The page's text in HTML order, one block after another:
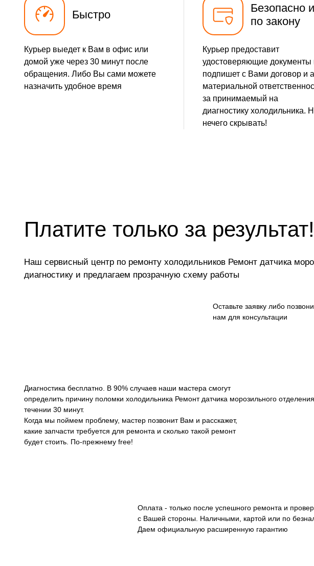
Быстро
Курьер выедет к Вам в офис или
домой уже через 30 минут после
обращения. Либо Вы сами можете
назначить удобное время
Безопасно и
по закону
Курьер предоставит
удостоверяющие документы
подпишет с Вами договор и
материальной
за принимаемый на
диагностику холодильника.
нечего скрывать!
Платите только за результат!
Наш сервисный центр по ремонту холодильников Ремонт датчика
диагностику и предлагаем прозрачную схему работы
Оставьте заявку либо
нам для консультации
Диагностика бесплатно. В 90% случаев наши мастера смогут
определить причину поломки холодильника Ремонт датчика морозильного
течении 30 минут.
Когда мы поймем проблему, мастер позвонит Вам и расскажет,
какие запчасти требуется для ремонта и сколько такой ремонт
будет стоить. По-прежнему free!
Оплата - только после успешного ремонта и
с Вашей стороны. Наличными, картой или по
Даем официальную расширенную гарантию